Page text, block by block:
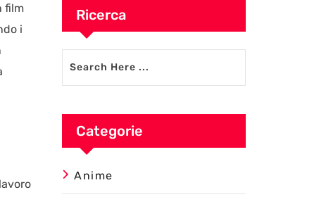
film
i
Ricerca
Categorie
Anime